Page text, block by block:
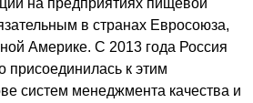
в странах Евросоюза,
Америке. С 2013 года Россия
присоединилась к этим
систем менеджмента качества и